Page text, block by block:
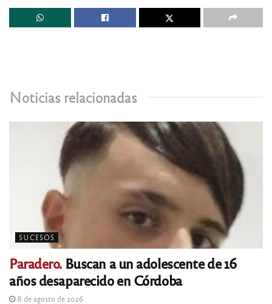
Noticias relacionadas
SUCESOS
Paradero. Buscan a un adolescente de 16
años desaparecido en Córdoba
8 de agosto de 2026